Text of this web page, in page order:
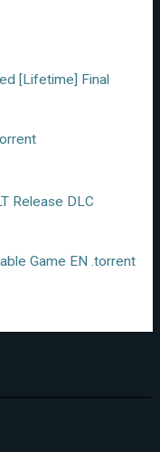
[Lifetime] Final
Release DLC
Game EN .torrent